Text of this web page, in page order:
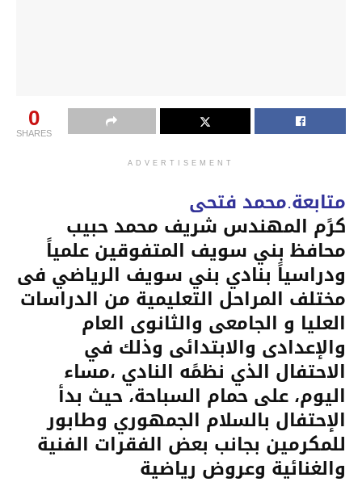
0
SHARES
ADVERTISEMENT
متابعة.محمد فتحى
كرًم المهندس شريف محمد حبيب
محافظ بني سويف المتفوقين علمياً
ودراسياً بنادي بني سويف الرياضي فى
مختلف المراحل التعليمية من الدراسات
العليا و الجامعى والثانوى العام
والإعدادى والابتدائى وذلك في
الاحتفال الذي نظمًه النادي ،مساء
اليوم، على حمام السباحة، حيث بدأ
الإحتفال بالسلام الجمهوري وطابور
للمكرمين بجانب بعض الفقرات الفنية
والغنائية وعروض رياضية